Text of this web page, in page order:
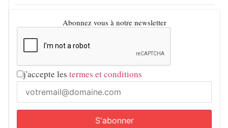
Abonnez vous à notre newsletter
j'accepte les termes et conditions